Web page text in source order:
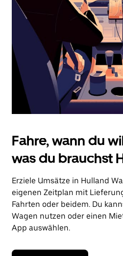
Drücke
die
Escape-
Taste,
den
Kalender
zu
schließen.
Fahre, wann du
was du brauchst
Erziele Umsätze in Hulland
eigenen Zeitplan mit
Fahrten oder beidem. Du
Wagen nutzen oder einen
App auswählen.